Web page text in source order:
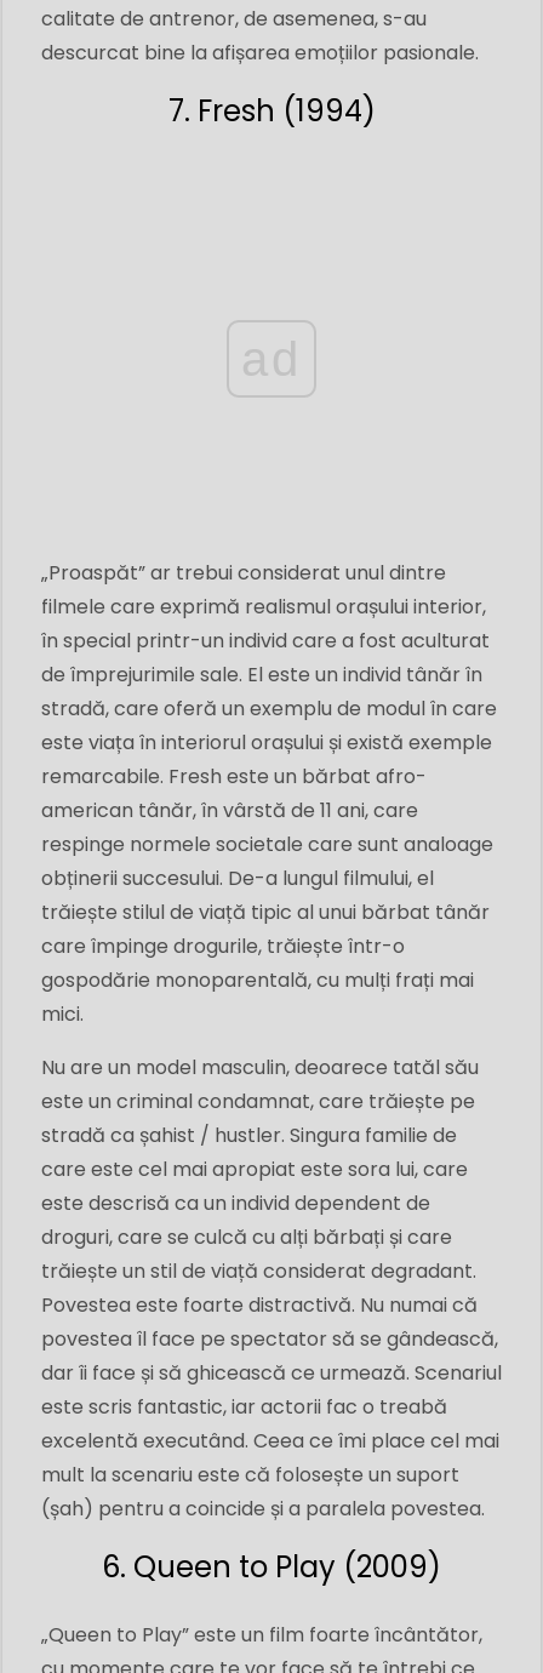
calitate de antrenor, de asemenea, s-au
descurcat bine la afișarea emoțiilor pasionale.
7. Fresh (1994)
ad
„Proaspăt” ar trebui considerat unul dintre
filmele care exprimă realismul orașului interior,
în special printr-un individ care a fost aculturat
de împrejurimile sale. El este un individ tânăr în
stradă, care oferă un exemplu de modul în care
este viața în interiorul orașului și există exemple
remarcabile. Fresh este un bărbat afro-
american tânăr, în vârstă de 11 ani, care
respinge normele societale care sunt analoage
obținerii succesului. De-a lungul filmului, el
trăiește stilul de viață tipic al unui bărbat tânăr
care împinge drogurile, trăiește într-o
gospodărie monoparentală, cu mulți frați mai
mici.
Nu are un model masculin, deoarece tatăl său
este un criminal condamnat, care trăiește pe
stradă ca șahist / hustler. Singura familie de
care este cel mai apropiat este sora lui, care
este descrisă ca un individ dependent de
droguri, care se culcă cu alți bărbați și care
trăiește un stil de viață considerat degradant.
Povestea este foarte distractivă. Nu numai că
povestea îl face pe spectator să se gândească,
dar îi face și să ghicească ce urmează. Scenariul
este scris fantastic, iar actorii fac o treabă
excelentă executând. Ceea ce îmi place cel mai
mult la scenariu este că folosește un suport
(șah) pentru a coincide și a paralela povestea.
6. Queen to Play (2009)
„Queen to Play” este un film foarte încântător,